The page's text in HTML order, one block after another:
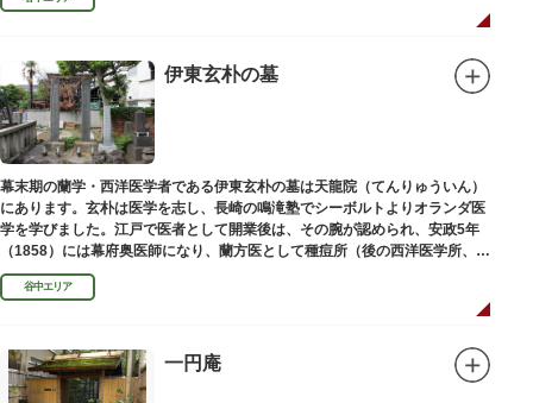
て活躍しました。
伊東玄朴の墓
幕末期の蘭学・西洋医学者である伊東玄朴の墓は天龍院（てんりゅういん）
にあります。玄朴は医学を志し、長崎の鳴滝塾でシーボルトよりオランダ医
学を学びました。江戸で医者として開業後は、その腕が認められ、安政5年
（1858）には幕府奥医師になり、蘭方医として種痘所（後の西洋医学所、現
東京大学医学部）の開設などに尽力し、明治4年（1871）72歳で没しまし
た。谷中エリア
一円庵